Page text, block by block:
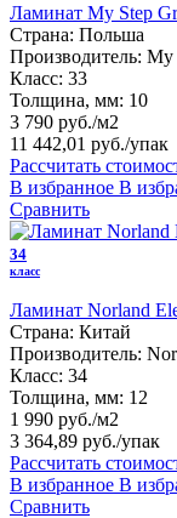
Ламинат My Step
Страна: Польша
Производитель: My
Класс: 33
Толщина, мм: 10
3 790 руб./м2
11 442,01 руб./упак
Рассчитать
В избранное В
Сравнить
34
класс
Ламинат Norland
Страна: Китай
Производитель:
Класс: 34
Толщина, мм: 12
1 990 руб./м2
3 364,89 руб./упак
Рассчитать
В избранное В
Сравнить